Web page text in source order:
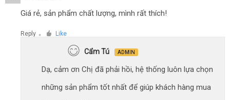
Giá rẻ, sản phẩm chất lượng, mình rất thích!
Reply ● Like
Cẩm Tú ADMIN
Dạ, cảm ơn Chị đã phải hồi, hệ thống luôn lựa chọn
những sản phẩm tốt nhất để giúp khách hàng mua